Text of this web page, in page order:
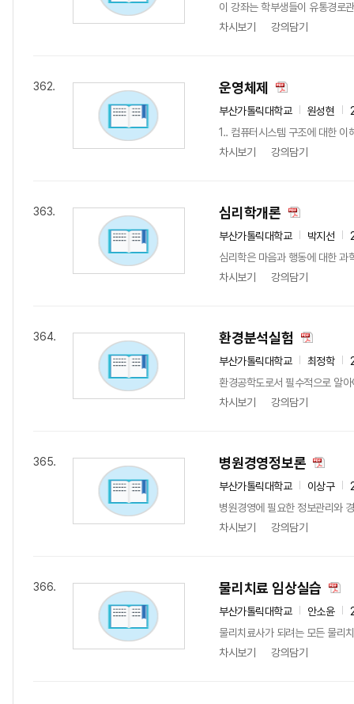
이 강좌는 학부생들이 유통경로
차시보기
강의담기
362. 운영체제
부산가톨릭대학교 원성현
1.. 컴퓨터시스템 구조에 대한
차시보기
강의담기
363. 심리학개론
부산가톨릭대학교 박지선
심리학은 마음과 행동에 대한 과
차시보기
강의담기
364. 환경분석실험
부산가톨릭대학교 최정학
환경공학도로서 필수적으로 알
차시보기
강의담기
365. 병원경영정보론
부산가톨릭대학교 이상구
병원경영에 필요한 정보관리와
차시보기
강의담기
366. 물리치료 임상실습
부산가톨릭대학교 안소윤
물리치료사가 되려는 모든 물리
차시보기
강의담기